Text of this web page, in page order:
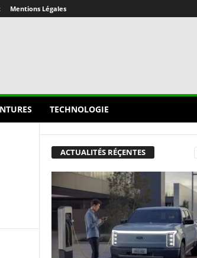
Mentions Légales
TECHNOLOGIE
ACTUALITÉS RÉÇENTES